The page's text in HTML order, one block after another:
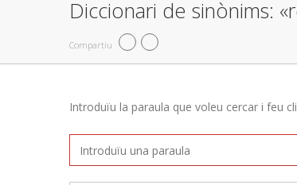
Diccionari de sinònims:
Compartiu
Introduïu la paraula que voleu cercar i feu